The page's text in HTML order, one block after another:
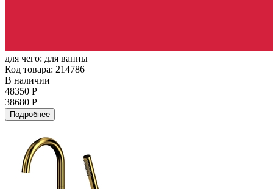
для чего: для ванны
Код товара: 214786
В наличии
48350 Р
38680 Р
Подробнее